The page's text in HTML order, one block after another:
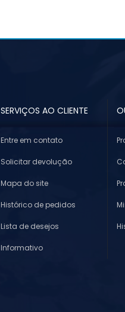
SERVIÇOS AO CLIENTE
Entre em contato
Solicitar devolução
Mapa do site
Histórico de pedidos
Lista de desejos
Informativo